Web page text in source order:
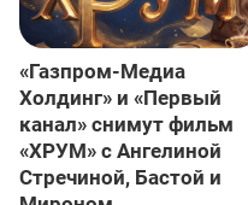
«Газпром-Медиа
Холдинг» и «Первый
канал» снимут фильм
«ХРУМ» с Ангелиной
Стречиной, Бастой и